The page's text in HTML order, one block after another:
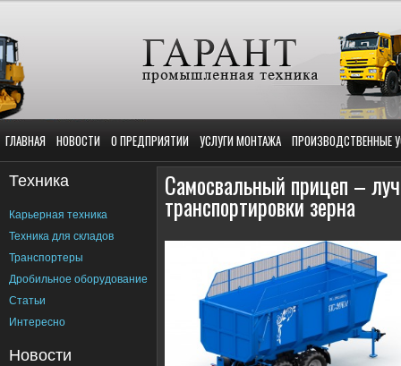
ГЛАВНАЯ НОВОСТИ О ПРЕДПРИЯТИИ УСЛУГИ МОНТАЖА ПРОИЗВОДСТВЕННЫЕ
Техника
Карьерная техника
Техника для складов
Транспортеры
Дробильное оборудование
Статьи
Интересно
Новости
Самосвальный прицеп –
транспортировки зерна